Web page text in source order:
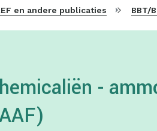
en andere publicaties BBT/
-